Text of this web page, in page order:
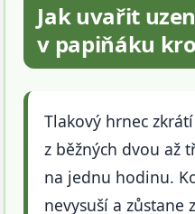
Jak uvařit
v papiňáku
Tlakový hrnec
z běžných dvou až
na jednu hodinu.
nevysuší a zůstane